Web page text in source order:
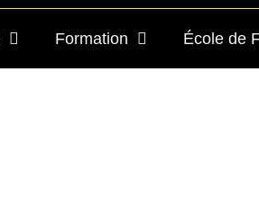
Formation École de